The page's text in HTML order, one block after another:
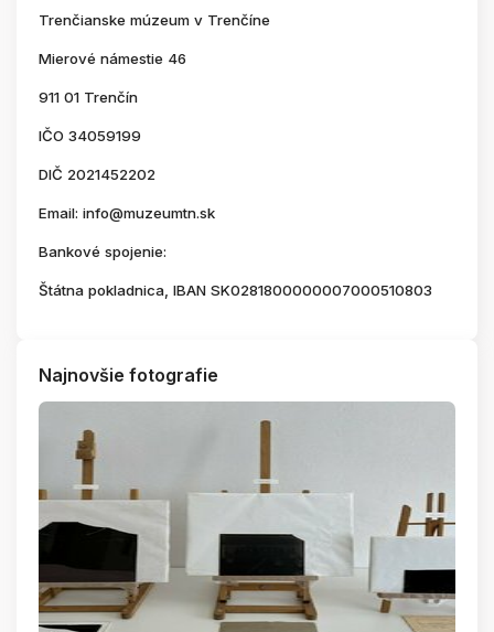
Trenčianske múzeum v Trenčíne
Mierové námestie 46
911 01 Trenčín
IČO 34059199
DIČ 2021452202
Email: info@muzeumtn.sk
Bankové spojenie:
Štátna pokladnica, IBAN SK0281800000007000510803
Najnovšie fotografie